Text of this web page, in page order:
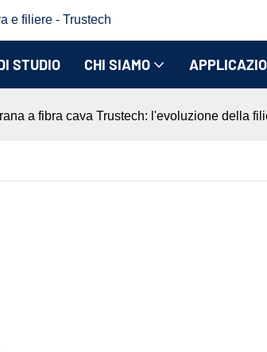
e filiere - Trustech
STUDIO CHI SIAMO
a fibra cava Trustech: l'evoluzione della